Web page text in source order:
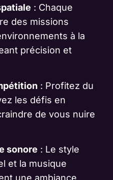
: Chaque
des missions
à la
précision et
: Profitez du
les défis en
de vous nuire
sonore : Le style
et la musique